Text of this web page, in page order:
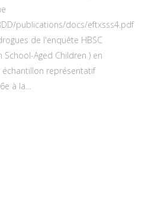
publications/docs/eftxsss4.pdf
de l'enquête HBSC
School-Aged Children ) en
échantillon représentatif
à la...